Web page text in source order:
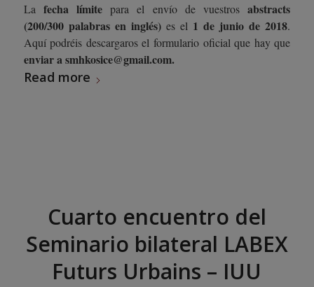
Lafecha límite para el envío de vuestrosabstracts
(200/300 palabras en inglés)es el 1 de junio de 2018.
Aquí podréis descargaros el formulario oficialque hay que
enviar a smhkosice@gmail.com.
Read more
Cuarto encuentro del
Seminario bilateral LABEX
Futurs Urbains – IUU